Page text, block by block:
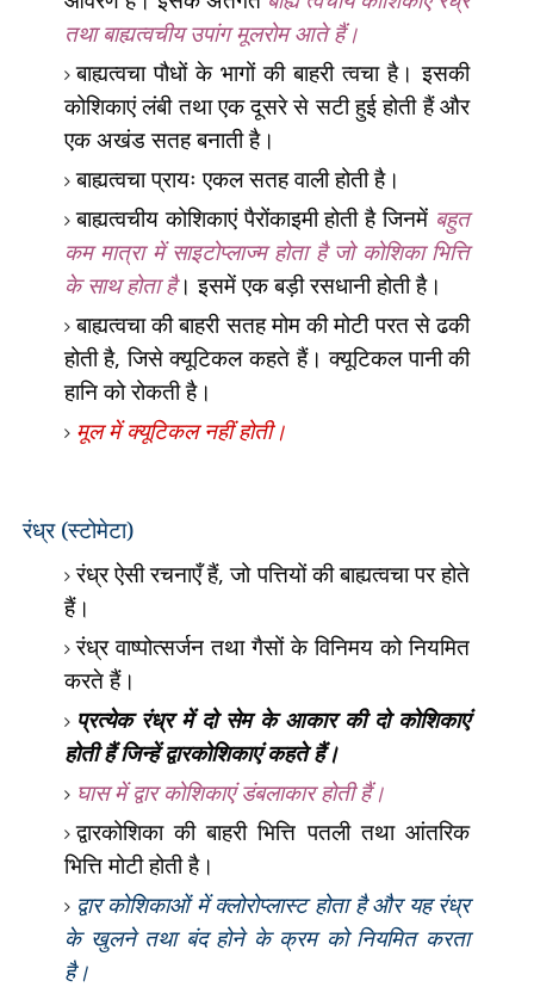
तथा बाह्यत्वचीय उपांग मूलरोम आते हैं।
बाह्यत्वचा पौधों के भागों की बाहरी त्वचा है। इसकी
कोशिकाएं लंबी तथा एक दूसरे से सटी हुई होती हैं और
एकअखंड सतह बनाती है।
बाह्यत्वचा प्रायः एकल सतह वाली होती है।
बाह्यत्वचीय कोशिकाएं पैरोंकाइमी होती है जिनमें बहुत
कम मात्रा में साइटोप्लाज्म होता है जो कोशिका भित्ति
के साथ होता है। इसमें एक बड़ी रसधानी होती है।
बाह्यत्वचा की बाहरी सतह मोम की मोटी परत से ढकी
होती है,जिसे क्यूटिकल कहते हैं। क्यूटिकल पानी की
हानि को रोकती है।
मूल में क्यूटिकल नहीं होती।
रंध्र (स्टोमेटा)
रंध्र ऐसी रचनाएँ हैं,जो पत्तियों की बाह्यत्वचा पर होते
हैं।
रंध्र वाष्पोत्सर्जन तथा गैसों के विनिमय को नियमित
करते हैं।
प्रत्येक रंध्र में दो सेम के आकार की दो कोशिकाएं
होती हैं जिन्हें द्वारकोशिकाएं कहते हैं।
घास में द्वार कोशिकाएं डंबलाकार होती हैं।
द्वारकोशिका की बाहरी भित्ति पतली तथा आंतरिक
भित्ति मोटी होती है।
द्वार कोशिकाओं में क्लोरोप्लास्ट होता है और यह रंध्र
के खुलने तथा बंद होने के क्रम को नियमित करता
है।